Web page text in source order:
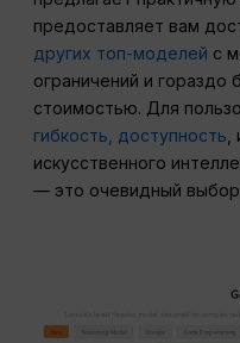
предоставляет вам
других топ-моделей с
ограничений и гораздо
стоимостью. Для
гибкость, доступность
искусственного
— это очевидный